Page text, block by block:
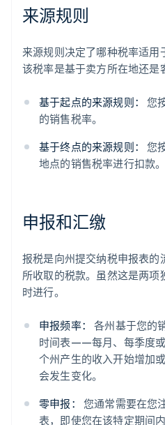
来源规则
来源规则决定了哪种税率适
该税率是基于卖方所在地还是
基于起点的来源规则：
您
的销售税率。
基于终点的来源规则：
您
地点的销售税率进行扣款。
申报和汇缴
报税是向州提交纳税申报表的
所收取的税款。虽然这是两
时进行。
申报频率：
各州基于您的
时间表——每月、每季度
个州产生的收入开始增加
会发生变化。
零申报：
您通常需要在您
表，即使您在该特定期间